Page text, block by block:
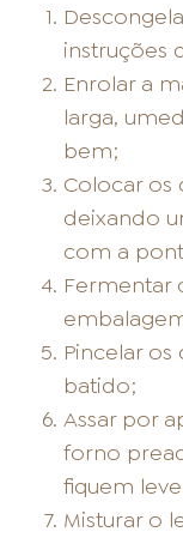
instruções
Enrolar a
larga,
bem;
Colocar os
deixando
com a
Fermentar
Pincelar
batido;
Assar por
forno
fiquem
Misturar o